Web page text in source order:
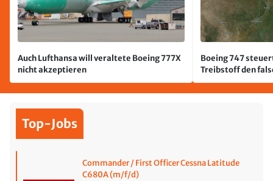
Auch Lufthansa will veraltete Boeing 777X
nicht akzeptieren
Boeing 747
Treibstoff den
Top-Jobs
Commander / First Officer Cessna Latitude
C680A (m/f/d)